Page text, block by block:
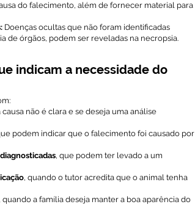
do falecimento, além de fornecer material para
Doenças ocultas que não foram identificadas
de órgãos, podem ser reveladas na necropsia.
indicam a necessidade do
não é clara e se deseja uma análise
podem indicar que o falecimento foi causado por
, que podem ter levado a um
, quando o tutor acredita que o animal tenha
, quando a família deseja manter a boa aparência do